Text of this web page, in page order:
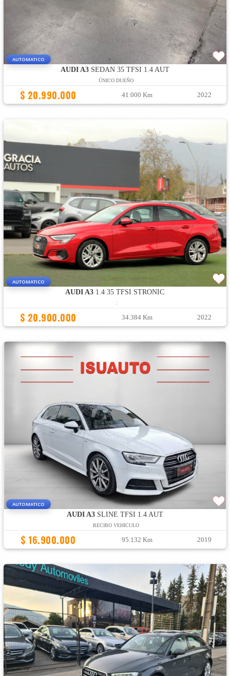
AUTOMATICO
AUDI A3SEDAN 35 TFSI 1.4 AUT
ÚNICO DUEÑO
$ 20.990.000 41.000 Km 2022
AUTOMATICO
AUDI A3 1.4 35 TFSI STRONIC
:
$ 20.900.000 34.384 Km 2022
AUTOMATICO
AUDI A3SLINE TFSI 1.4 AUT
RECIBO VEHICULO
$ 16.900.000 95.132 Km 2019